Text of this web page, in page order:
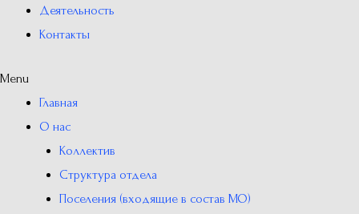
Деятельность
Контакты
Menu
Главная
О нас
Коллектив
Структура отдела
Поселения (входящие в состав МО)